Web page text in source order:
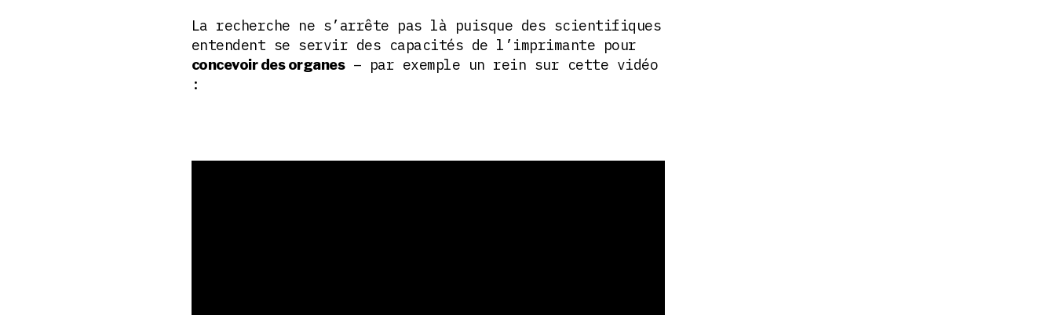
La recherche ne s’arrête pas là puisque des scientifiques
entendent se servir des capacités de l’imprimante pour
concevoir des organes– par exemple un rein sur cette vidéo
: